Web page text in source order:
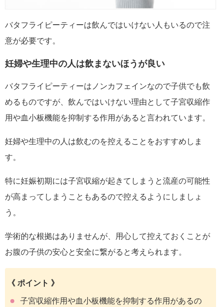
バタフライピーティーは飲んではいけない人もいるので注
意が必要です。
妊婦や生理中の人は飲まないほうが良い
バタフライピーティーはノンカフェインなので子供でも飲
めるものですが、飲んではいけない理由として子宮収縮作
用や血小板機能を抑制する作用があると言われています。
妊婦や生理中の人は飲むのを控えることをおすすめしま
す。
特に妊娠初期には子宮収縮が起きてしまうと流産の可能性
が高まってしまうこともあるので控えるようにしましょ
う。
学術的な根拠はありませんが、用心して控えておくことが
お腹の子供の安心と安全に繋がると考えられます。
《 ポイント 》
子宮収縮作用や血小板機能を抑制する作用があるの